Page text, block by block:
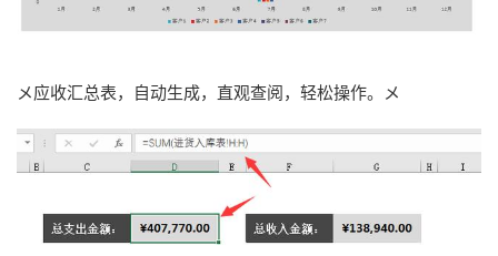
メ应收汇总表，自动生成，直观查阅，轻松操作。メ